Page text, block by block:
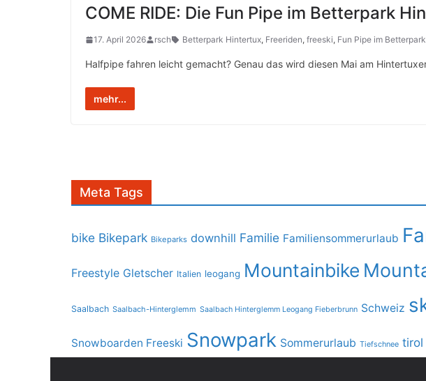
COME RIDE: Die Fun Pipe im Betterpark
17. April 2026 rsch Betterpark Hintertux, Freeriden, freeski, Fun Pipe im
Halfpipe fahren leicht gemacht? Genau das wird diesen Mai am
mehr...
Meta Tags
bike Bikepark Bikeparks downhill Familie Familiensommerurlaub
Freestyle Gletscher Italien leogang Mountainbike
Saalbach Saalbach-Hinterglemm Saalbach Hinterglemm Leogang Fieberbrunn Schweiz
Snowboarden Freeski Snowpark Sommerurlaub Tiefschnee tirol